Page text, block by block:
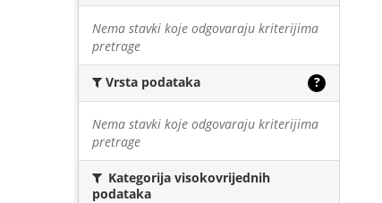
Nema stavki koje odgovaraju kriterijima
pretrage
Vrsta podataka ?
Nema stavki koje odgovaraju kriterijima
pretrage
Kategorija visokovrijednih
podataka